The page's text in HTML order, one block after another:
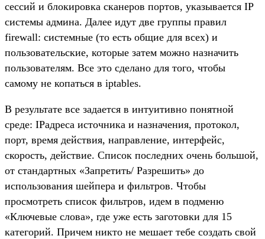
сессий и блокировка сканеров портов, указывается IP
системы админа. Далее идут две группы правил
firewall: системные (то есть общие для всех) и
пользовательские, которые затем можно назначить
пользователям. Все это сделано для того, чтобы
самому не копаться в iptables.
В результате все задается в интуитивно понятной
среде: IPадреса источника и назначения, протокол,
порт, время действия, направление, интерфейс,
скорость, действие. Список последних очень большой,
от стандартных «Запретить/ Разрешить» до
использования шейпера и фильтров. Чтобы
просмотреть список фильтров, идем в подменю
«Ключевые слова», где уже есть заготовки для 15
категорий. Причем никто не мешает тебе создать свой